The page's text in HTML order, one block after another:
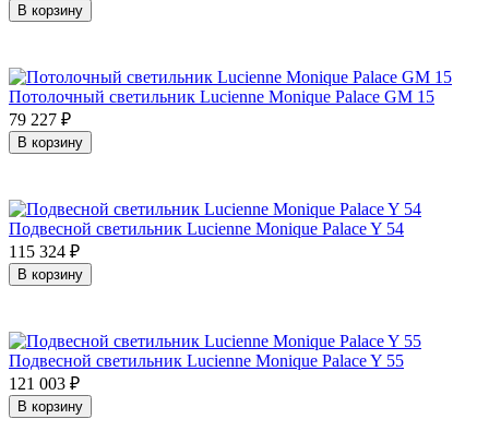
В корзину
Потолочный светильник Lucienne Monique Palace GM 15
79 227 ₽
В корзину
Подвесной светильник Lucienne Monique Palace Y 54
115 324 ₽
В корзину
Подвесной светильник Lucienne Monique Palace Y 55
121 003 ₽
В корзину